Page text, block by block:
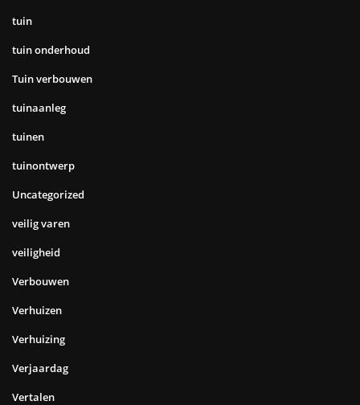
tuin
tuin onderhoud
Tuin verbouwen
tuinaanleg
tuinen
tuinontwerp
Uncategorized
veilig varen
veiligheid
Verbouwen
Verhuizen
Verhuizing
Verjaardag
Vertalen